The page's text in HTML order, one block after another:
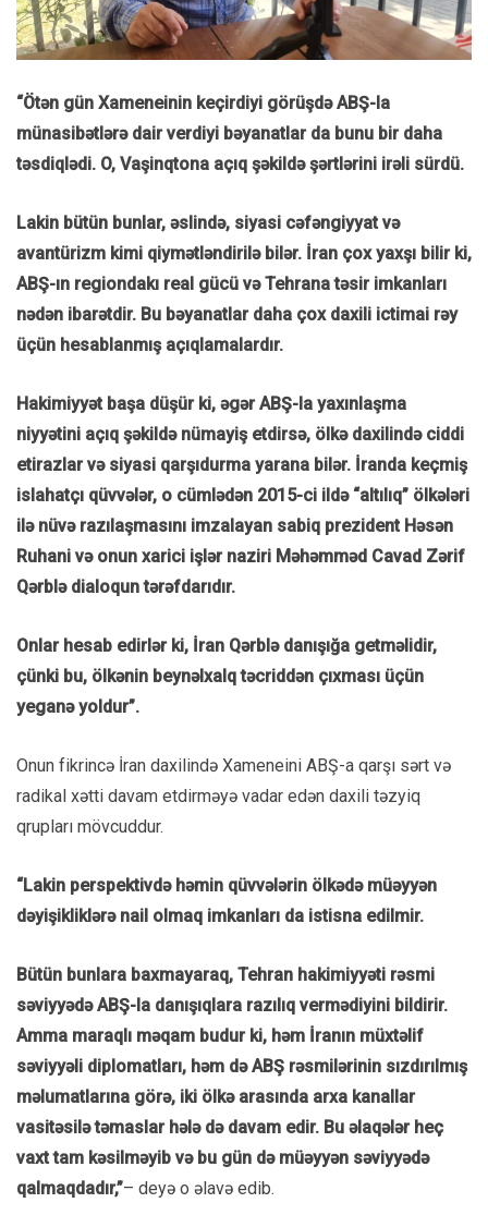
“Ötən gün Xameneinin keçirdiyi görüşdə ABŞ-la
münasibətlərə dair verdiyi bəyanatlar da bunu bir daha
təsdiqlədi. O, Vaşinqtona açıq şəkildə şərtlərini irəli sürdü.
Lakin bütün bunlar, əslində, siyasi cəfəngiyyat və
avantürizm kimi qiymətləndirilə bilər. İran çox yaxşı bilir ki,
ABŞ-ın regiondakı real gücü və Tehrana təsir imkanları
nədən ibarətdir. Bu bəyanatlar daha çox daxili ictimai rəy
üçün hesablanmış açıqlamalardır.
Hakimiyyət başa düşür ki, əgər ABŞ-la yaxınlaşma
niyyətini açıq şəkildə nümayiş etdirsə, ölkə daxilində ciddi
etirazlar və siyasi qarşıdurma yarana bilər. İranda keçmiş
islahatçı qüvvələr, o cümlədən 2015-ci ildə “altılıq” ölkələri
ilə nüvə razılaşmasını imzalayan sabiq prezident Həsən
Ruhani və onun xarici işlər naziri Məhəmməd Cavad Zərif
Qərblə dialoqun tərəfdarıdır.
Onlar hesab edirlər ki, İran Qərblə danışığa getməlidir,
çünki bu, ölkənin beynəlxalq təcriddən çıxması üçün
yeganə yoldur”.
Onun fikrincə İran daxilində Xameneini ABŞ-a qarşı sərt və
radikal xətti davam etdirməyə vadar edən daxili təzyiq
qrupları mövcuddur.
“Lakin perspektivdə həmin qüvvələrin ölkədə müəyyən
dəyişikliklərə nail olmaq imkanları da istisna edilmir.
Bütün bunlara baxmayaraq, Tehran hakimiyyəti rəsmi
səviyyədə ABŞ-la danışıqlara razılıq vermədiyini bildirir.
Amma maraqlı məqam budur ki, həm İranın müxtəlif
səviyyəli diplomatları, həm də ABŞ rəsmilərinin sızdırılmış
məlumatlarına görə, iki ölkə arasında arxa kanallar
vasitəsilə təmaslar hələ də davam edir. Bu əlaqələr heç
vaxt tam kəsilməyib və bu gün də müəyyən səviyyədə
qalmaqdadır,”– deyə o əlavə edib.